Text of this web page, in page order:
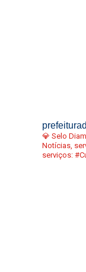
💎 Selo
Notícias,
serviços: